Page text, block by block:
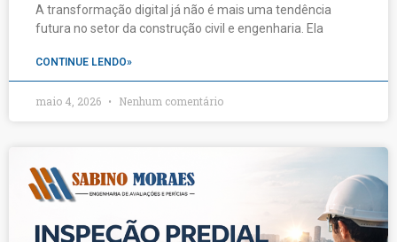
A transformação digital já não é mais uma tendência
futura no setor da construção civil e engenharia. Ela
CONTINUE LENDO»
maio 4, 2026 Nenhum comentário